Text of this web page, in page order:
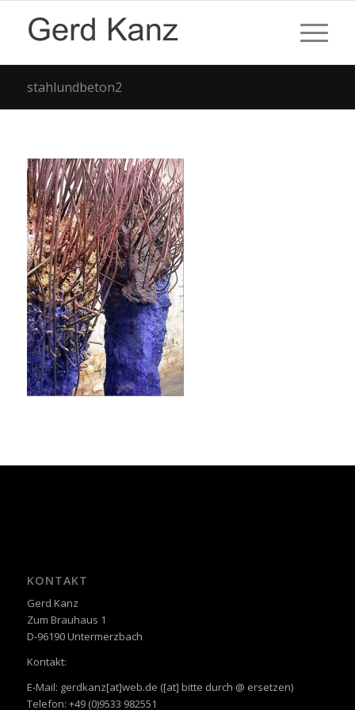
stahlundbeton2
KONTAKT
Gerd Kanz
Zum Brauhaus 1
D-96190 Untermerzbach
Kontakt:
E-Mail: gerdkanz[at]web.de ([at] bitte durch @ ersetzen)
Telefon: +49 (0)9533 982551